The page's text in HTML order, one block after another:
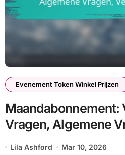
Evenement Token Winkel Prijzen
Maandabonnement:
Vragen, Algemene
Verduidelijkingen
Lila Ashford Mar 10, 2026